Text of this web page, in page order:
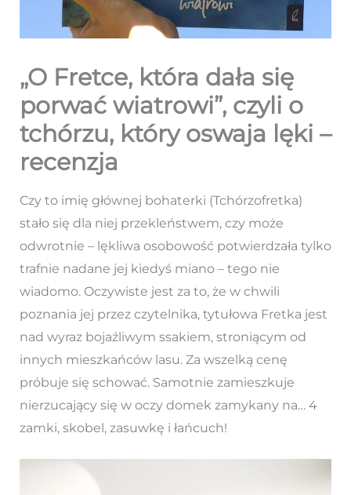
„O Fretce, która dała się
porwać wiatrowi”, czyli o
tchórzu, który oswaja lęki –
recenzja
Czy to imię głównej bohaterki (Tchórzofretka)
stało się dla niej przekleństwem, czy może
odwrotnie – lękliwa osobowość potwierdzała tylko
trafnie nadane jej kiedyś miano – tego nie
wiadomo. Oczywiste jest za to, że w chwili
poznania jej przez czytelnika, tytułowa Fretka jest
nad wyraz bojaźliwym ssakiem, stroniącym od
innych mieszkańców lasu. Za wszelką cenę
próbuje się schować. Samotnie zamieszkuje
nierzucający się w oczy domek zamykany na… 4
zamki, skobel, zasuwkę i łańcuch!